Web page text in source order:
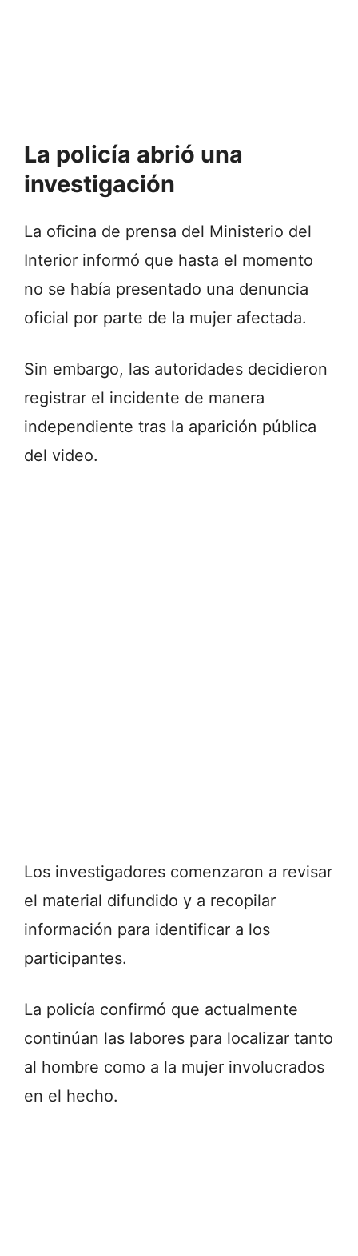
La policía abrió una
investigación
La oficina de prensa del Ministerio del
Interior informó que hasta el momento
no se había presentado una denuncia
oficial por parte de la mujer afectada.
Sin embargo, las autoridades decidieron
registrar el incidente de manera
independiente tras la aparición pública
del video.
Los investigadores comenzaron a revisar
el material difundido y a recopilar
información para identificar a los
participantes.
La policía confirmó que actualmente
continúan las labores para localizar tanto
al hombre como a la mujer involucrados
en el hecho.